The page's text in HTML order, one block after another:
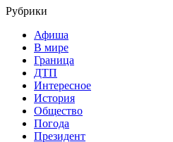
Рубрики
Афиша
В мире
Граница
ДТП
Интересное
История
Общество
Погода
Президент